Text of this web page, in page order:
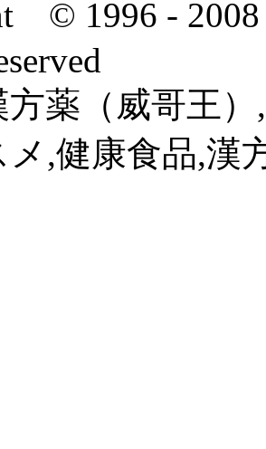
© 1996 -
方薬（威哥王
メ,健康食品,漢